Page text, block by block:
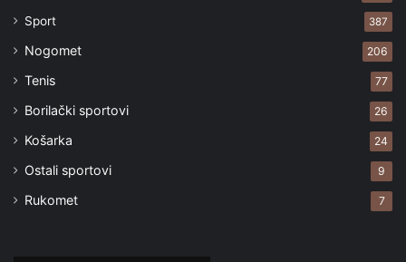
Sport 387
Nogomet 206
Tenis 77
Borilački sportovi 26
Košarka 24
Ostali sportovi 9
Rukomet 7